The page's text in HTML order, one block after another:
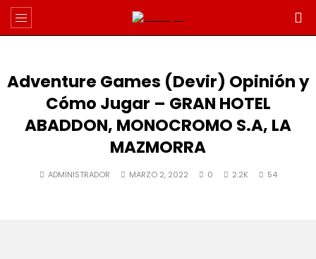
Adventure Games (Devir) Opinión y
Cómo Jugar – GRAN HOTEL
ABADDON, MONOCROMO S.A, LA
MAZMORRA
ADMINISTRADOR MARZO 2, 2022 0 2.2K 54